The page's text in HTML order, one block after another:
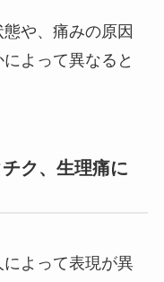
や、痛みの原因
よって異なると
ク、生理痛に
よって表現が異